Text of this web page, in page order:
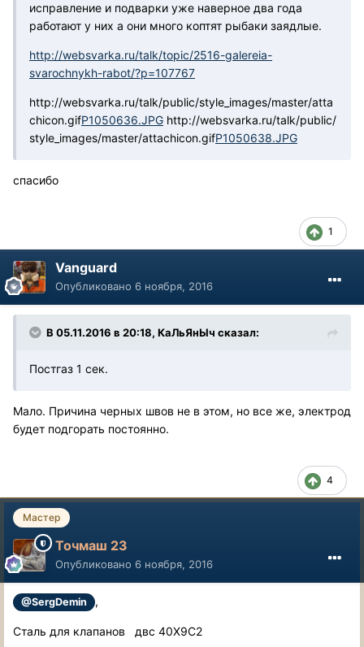
исправление и подварки уже наверное два года
работают у них а они много коптят рыбаки заядлые.
http://websvarka.ru/talk/topic/2516-galereia-
svarochnykh-rabot/?p=107767
http://websvarka.ru/talk/public/style_images/master/atta
chicon.gifP1050636.JPG http://websvarka.ru/talk/public/
style_images/master/attachicon.gifP1050638.JPG
спасибо
1
Vanguard
Опубликовано 6 ноября, 2016
В 05.11.2016 в 20:18, КаЛьЯнЫч сказал:
Постгаз 1 сек.
Мало. Причина черных швов не в этом, но все же, электрод
будет подгорать постоянно.
4
Мастер
Точмаш 23
Опубликовано 6 ноября, 2016
@SergDemin ,
Сталь для клапанов двс 40Х9С2